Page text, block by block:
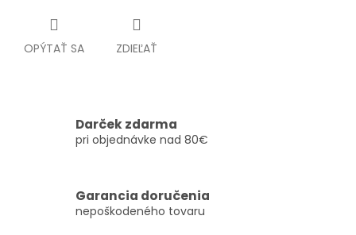
OPÝTAŤ SA ZDIEĽAŤ
Darček zdarma
pri objednávke nad 80€
Garancia doručenia
nepoškodeného tovaru